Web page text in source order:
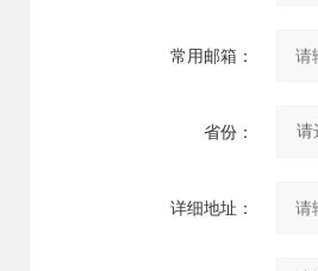
常用邮箱：
省份：
详细地址：